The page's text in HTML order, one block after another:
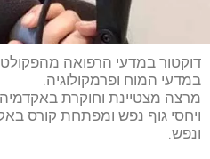
דוקטור במדעי הרפואה
במדעי המוח ופרמקולוגיה.
מרצה מצטיינת וחוקרת
ויחסי גוף נפש ומפתחת קורס
ונפש.